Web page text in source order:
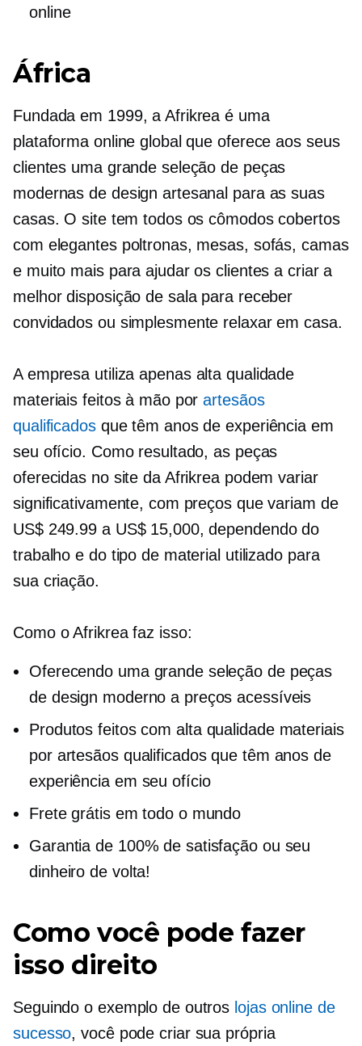
online
África
Fundada em 1999, a Afrikrea é uma
plataforma online global que oferece aos seus
clientes uma grande seleção de peças
modernas de design artesanal para as suas
casas. O site tem todos os cômodos cobertos
com elegantes poltronas, mesas, sofás, camas
e muito mais para ajudar os clientes a criar a
melhor disposição de sala para receber
convidados ou simplesmente relaxar em casa.
A empresa utiliza apenas alta qualidade
materiais feitos à mão porartesãos
qualificadosque têm anos de experiência em
seu ofício. Como resultado, as peças
oferecidas no site da Afrikrea podem variar
significativamente, com preços que variam de
US$ 249.99 a US$ 15,000, dependendo do
trabalho e do tipo de material utilizado para
sua criação.
Como o Afrikrea faz isso:
Oferecendo uma grande seleção de peças
de design moderno a preços acessíveis
Produtos feitos com alta qualidademateriais
por artesãos qualificados que têm anos de
experiência em seu ofício
Frete grátis em todo o mundo
Garantia de 100% de satisfação ou seu
dinheiro de volta!
Como você pode fazer
isso direito
Seguindo o exemplo de outros lojas online de
sucesso, você pode criar sua própria